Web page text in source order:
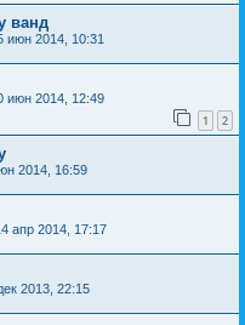
ванд
июн 2014, 10:31
июн 2014, 12:49
1 2
2014, 16:59
апр 2014, 17:17
2013, 22:15